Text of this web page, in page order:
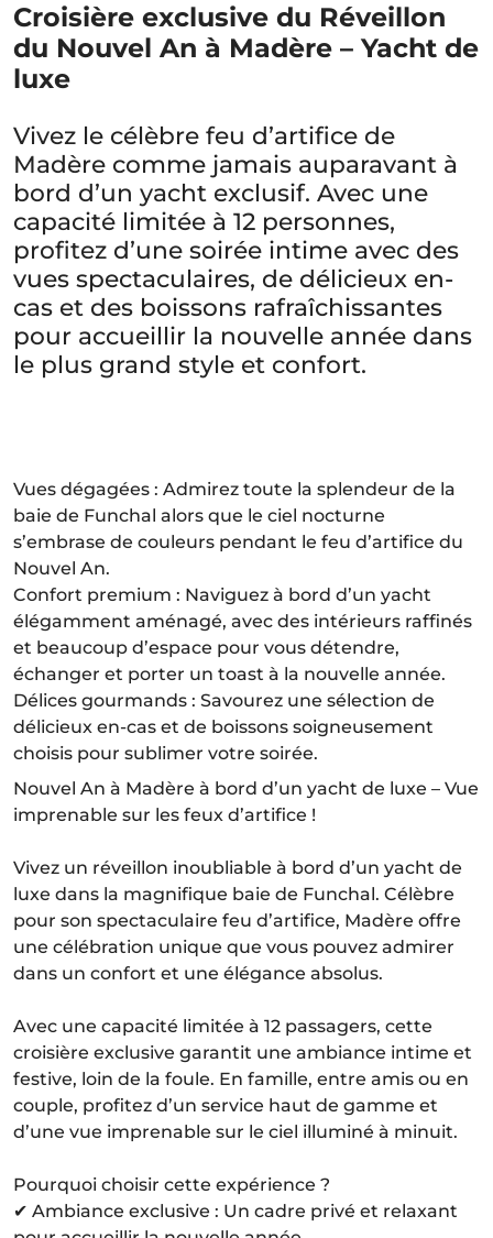
Croisière exclusive du Réveillon
du Nouvel An à Madère – Yacht de
luxe
Vivez le célèbre feu d’artifice de
Madère comme jamais auparavant à
bord d’un yacht exclusif. Avec une
capacité limitée à 12 personnes,
profitez d’une soirée intime avec des
vues spectaculaires, de délicieux en-
cas et des boissons rafraîchissantes
pour accueillir la nouvelle année dans
le plus grand style et confort.
Vues dégagées : Admirez toute la splendeur de la
baie de Funchal alors que le ciel nocturne
s’embrase de couleurs pendant le feu d’artifice du
Nouvel An.
Confort premium : Naviguez à bord d’un yacht
élégamment aménagé, avec des intérieurs raffinés
et beaucoup d’espace pour vous détendre,
échanger et porter un toast à la nouvelle année.
Délices gourmands : Savourez une sélection de
délicieux en-cas et de boissons soigneusement
choisis pour sublimer votre soirée.
Nouvel An à Madère à bord d’un yacht de luxe – Vue
imprenable sur les feux d’artifice !
Vivez un réveillon inoubliable à bord d’un yacht de
luxe dans la magnifique baie de Funchal. Célèbre
pour son spectaculaire feu d’artifice, Madère offre
une célébration unique que vous pouvez admirer
dans un confort et une élégance absolus.
Avec une capacité limitée à 12 passagers, cette
croisière exclusive garantit une ambiance intime et
festive, loin de la foule. En famille, entre amis ou en
couple, profitez d’un service haut de gamme et
d’une vue imprenable sur le ciel illuminé à minuit.
Pourquoi choisir cette expérience ?
✔ Ambiance exclusive : Un cadre privé et relaxant